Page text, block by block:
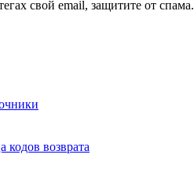
свой email, защитите от спама.
кодов возврата